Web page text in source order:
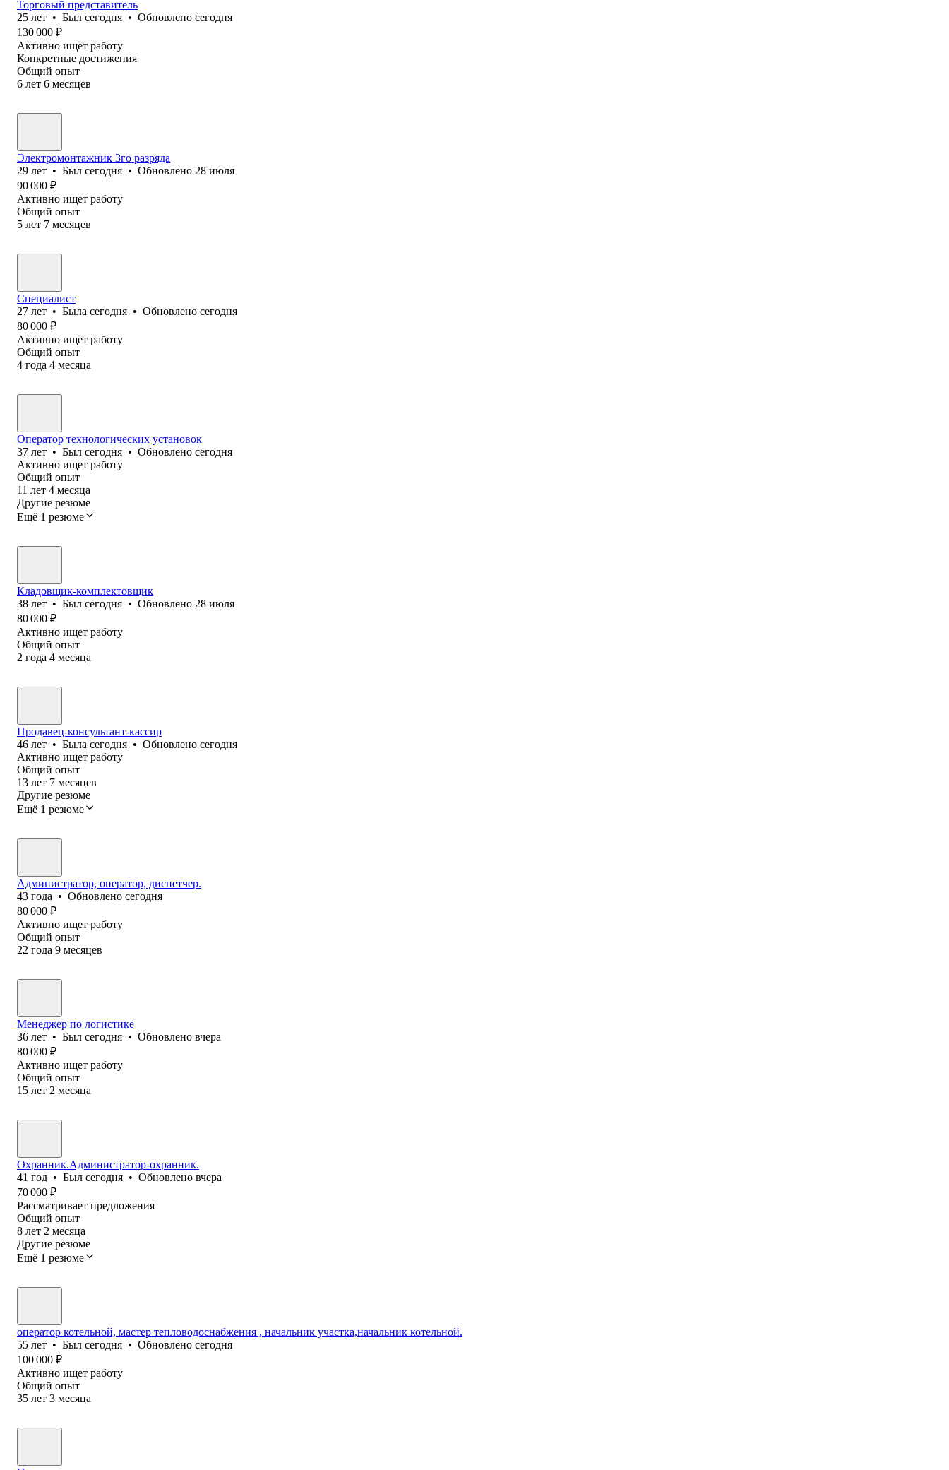
Торговый представитель
25 лет • Был сегодня • Обновлено сегодня
130 000 ₽
Активно ищет работу
Конкретные достижения
Общий опыт
6 лет 6 месяцев
Электромонтажник 3го разряда
29 лет • Был сегодня • Обновлено 28 июля
90 000 ₽
Активно ищет работу
Общий опыт
5 лет 7 месяцев
Специалист
27 лет • Была сегодня • Обновлено сегодня
80 000 ₽
Активно ищет работу
Общий опыт
4 года 4 месяца
Оператор технологических установок
37 лет • Был сегодня • Обновлено сегодня
Активно ищет работу
Общий опыт
11 лет 4 месяца
Другие резюме
Ещё 1 резюме
Кладовщик-комплектовщик
38 лет • Был сегодня • Обновлено 28 июля
80 000 ₽
Активно ищет работу
Общий опыт
2 года 4 месяца
Продавец-консультант-кассир
46 лет • Была сегодня • Обновлено сегодня
Активно ищет работу
Общий опыт
13 лет 7 месяцев
Другие резюме
Ещё 1 резюме
Администратор, оператор, диспетчер.
43 года • Обновлено сегодня
80 000 ₽
Активно ищет работу
Общий опыт
22 года 9 месяцев
Менеджер по логистике
36 лет • Был сегодня • Обновлено вчера
80 000 ₽
Активно ищет работу
Общий опыт
15 лет 2 месяца
Охранник.Администратор-охранник.
41 год • Был сегодня • Обновлено вчера
70 000 ₽
Рассматривает предложения
Общий опыт
8 лет 2 месяца
Другие резюме
Ещё 1 резюме
оператор котельной, мастер тепловодоснабжения , начальник участка,начальник котельной.
55 лет • Был сегодня • Обновлено сегодня
100 000 ₽
Активно ищет работу
Общий опыт
35 лет 3 месяца